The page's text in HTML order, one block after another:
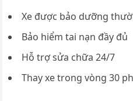
Xe được bảo dưỡng
Bảo hiểm tai nạn đầy đủ
Hỗ trợ sửa chữa 24/7
Thay xe trong vòng 30